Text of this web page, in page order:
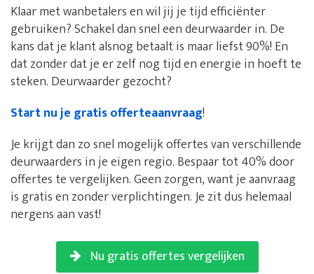
Klaar met wanbetalers en wil jij je tijd efficiënter
gebruiken? Schakel dan snel een deurwaarder in. De
kans dat je klant alsnog betaalt is maar liefst 90%! En
dat zonder dat je er zelf nog tijd en energie in hoeft te
steken. Deurwaarder gezocht?
Start nu je gratis offerteaanvraag!
Je krijgt dan zo snel mogelijk offertes van verschillende
deurwaarders in je eigen regio. Bespaar tot 40% door
offertes te vergelijken. Geen zorgen, want je aanvraag
is gratis en zonder verplichtingen. Je zit dus helemaal
nergens aan vast!
Nu gratis offertes vergelijken